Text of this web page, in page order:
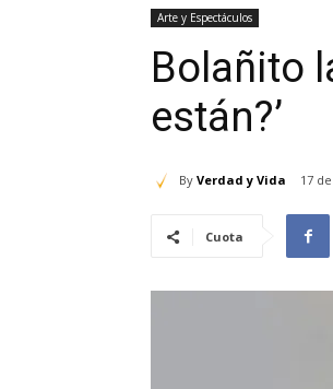
Arte y Espectáculos
Bolañito
están?’
By Verdad y Vida 17
Cuota